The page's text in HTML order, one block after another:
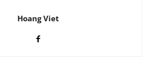
Hoang Viet